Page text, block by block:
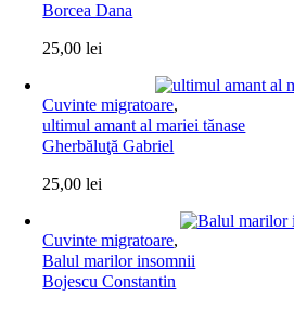
Borcea Dana
25,00lei
Cuvinte migratoare,
ultimul amant al mariei tănase
Gherbăluţă Gabriel
25,00lei
Cuvinte migratoare,
Balul marilor insomnii
Bojescu Constantin